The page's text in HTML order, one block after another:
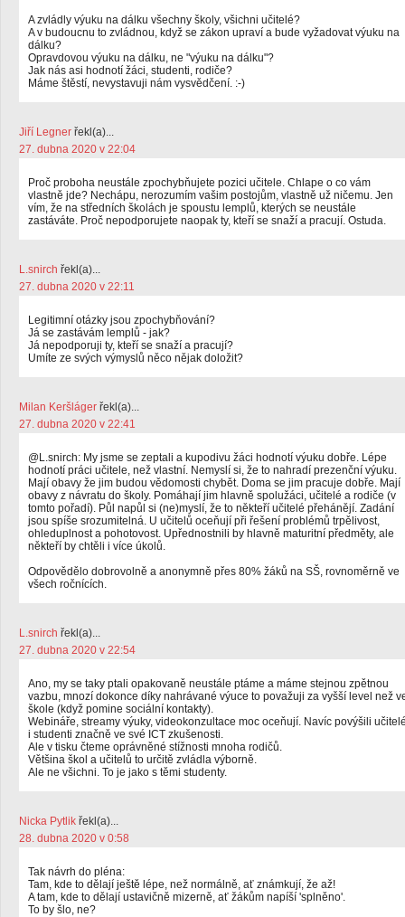
A zvládly výuku na dálku všechny školy, všichni učitelé?
A v budoucnu to zvládnou, když se zákon upraví a bude vyžadovat výuku na
dálku?
Opravdovou výuku na dálku, ne "výuku na dálku"?
Jak nás asi hodnotí žáci, studenti, rodiče?
Máme štěstí, nevystavuji nám vysvědčení. :-)
Jiří Legner řekl(a)...
27. dubna 2020 v 22:04
Proč proboha neustále zpochybňujete pozici učitele. Chlape o co vám
vlastně jde? Nechápu, nerozumím vašim postojům, vlastně už ničemu. Jen
vím, že na středních školách je spoustu lemplů, kterých se neustále
zastáváte. Proč nepodporujete naopak ty, kteří se snaží a pracují. Ostuda.
L.snirch řekl(a)...
27. dubna 2020 v 22:11
Legitimní otázky jsou zpochybňování?
Já se zastávám lemplů - jak?
Já nepodporuji ty, kteří se snaží a pracují?
Umíte ze svých výmyslů něco nějak doložit?
Milan Keršláger řekl(a)...
27. dubna 2020 v 22:41
@L.snirch: My jsme se zeptali a kupodivu žáci hodnotí výuku dobře. Lépe
hodnotí práci učitele, než vlastní. Nemyslí si, že to nahradí prezenční výuku.
Mají obavy že jim budou vědomosti chybět. Doma se jim pracuje dobře. Mají
obavy z návratu do školy. Pomáhají jim hlavně spolužáci, učitelé a rodiče (v
tomto pořadí). Půl napůl si (ne)myslí, že to někteří učitelé přehánějí. Zadání
jsou spíše srozumitelná. U učitelů oceňují při řešení problémů trpělivost,
ohleduplnost a pohotovost. Upřednostnili by hlavně maturitní předměty, ale
někteří by chtěli i více úkolů.
Odpovědělo dobrovolně a anonymně přes 80% žáků na SŠ, rovnoměrně ve
všech ročnících.
L.snirch řekl(a)...
27. dubna 2020 v 22:54
Ano, my se taky ptali opakovaně neustále ptáme a máme stejnou zpětnou
vazbu, mnozí dokonce díky nahrávané výuce to považuji za vyšší level než
škole (když pomine sociální kontakty).
Webináře, streamy výuky, videokonzultace moc oceňují. Navíc povýšili
i studenti značně ve své ICT zkušenosti.
Ale v tisku čteme oprávněné stížnosti mnoha rodičů.
Většina škol a učitelů to určitě zvládla výborně.
Ale ne všichni. To je jako s těmi studenty.
Nicka Pytlik řekl(a)...
28. dubna 2020 v 0:58
Tak návrh do pléna:
Tam, kde to dělají ještě lépe, než normálně, ať známkují, že až!
A tam, kde to dělají ustavičně mizerně, ať žákům napíší 'splněno'.
To by šlo, ne?